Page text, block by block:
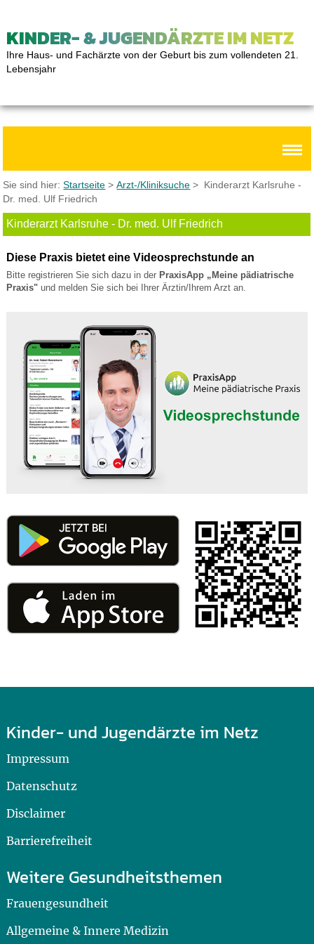
KINDER- & JUGENDÄRZTE IM NETZ
Ihre Haus- und Fachärzte von der Geburt bis zum vollendeten 21.
Lebensjahr
Sie sind hier:Startseite >Arzt-/Kliniksuche > Kinderarzt Karlsruhe -
Dr. med. Ulf Friedrich
Kinderarzt Karlsruhe - Dr. med. Ulf Friedrich
Diese Praxis bietet eine Videosprechstunde an
Bitte registrieren Sie sich dazu in der PraxisApp „Meine pädiatrische
Praxis"und melden Sie sich bei Ihrer Ärztin/Ihrem Arzt an.
Kinder- und Jugendärzte im Netz
Impressum
Datenschutz
Disclaimer
Barrierefreiheit
Weitere Gesundheitsthemen
Frauengesundheit
Allgemeine & Innere Medizin